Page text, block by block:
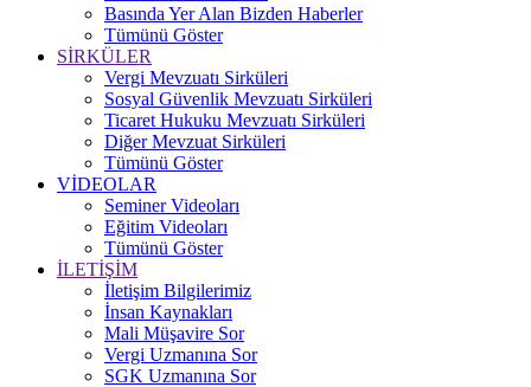
Basında Yer Alan Bizden Haberler
Tümünü Göster
SİRKÜLER
Vergi Mevzuatı Sirküleri
Sosyal Güvenlik Mevzuatı Sirküleri
Ticaret Hukuku Mevzuatı Sirküleri
Diğer Mevzuat Sirküleri
Tümünü Göster
VİDEOLAR
Seminer Videoları
Eğitim Videoları
Tümünü Göster
İLETİŞİM
İletişim Bilgilerimiz
İnsan Kaynakları
Mali Müşavire Sor
Vergi Uzmanına Sor
SGK Uzmanına Sor